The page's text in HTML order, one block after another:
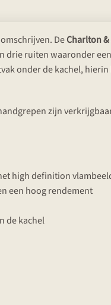
DeCharlton
ruiten waaronder
onder de kachel,
zijn
high definition
een hoog rendement
de kachel